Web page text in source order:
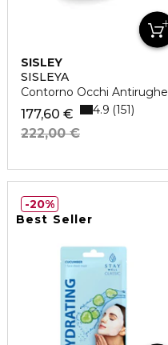
SISLEY
SISLEYA
Contorno Occhi Antirughe
177,60 €
222,00 €
4.9 151
Best Seller
20%